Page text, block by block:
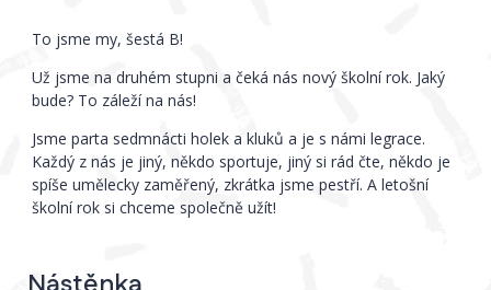
To jsme my, šestá B!
Už jsme na druhém stupni a čeká nás nový školní rok. Jaký
bude? To záleží na nás!
Jsme parta sedmnácti holek a kluků a je s námi legrace.
Každý z nás je jiný, někdo sportuje, jiný si rád čte, někdo je
spíše umělecky zaměřený, zkrátka jsme pestří. A letošní
školní rok si chceme společně užít!